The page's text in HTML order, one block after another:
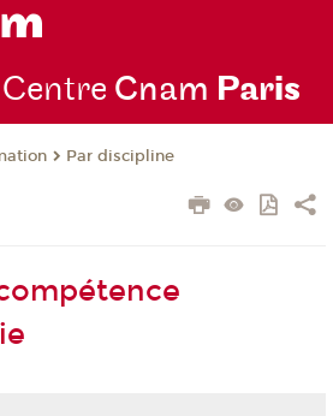
Centre Cnam Paris
Par discipline